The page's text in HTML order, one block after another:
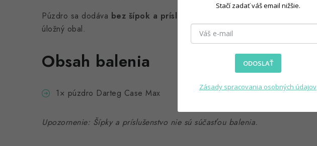
Púzdro sa dodáva bez šípok a príslušenstva
úložný obal.
Obsah balenia
1× púzdro Darteg Case Max
Upozornenie: Šípky a príslušenstvo nie sú súčasťou balenia.
Stačí zadať váš email nižšie.
ODOSLAŤ
Zásady spracovania osobných údajov